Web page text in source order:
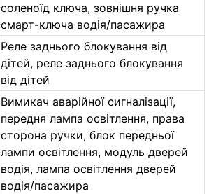
соленоїд ключа, зовнішня ручка
смарт-ключа водія/пасажира
Реле заднього блокування від
дітей, реле заднього блокування
від дітей
Вимикач аварійної сигналізації,
передня лампа освітлення, права
сторона ручки, блок передньої
лампи освітлення, модуль дверей
водія, лампа освітлення дверей
водія/пасажира